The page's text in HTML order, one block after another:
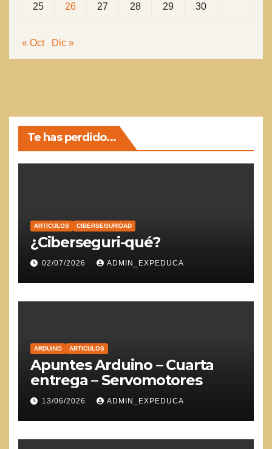
25 26 27 28 29 30
« Oct Dic »
Te has perdido...
ARTICULOS CIBERSEGURIDAD
¿Ciberseguri-qué?
02/07/2026 ADMIN_EXPEDUCA
ARDUINO ARTICULOS
Apuntes Arduino – Cuarta
entrega – Servomotores
13/06/2026 ADMIN_EXPEDUCA